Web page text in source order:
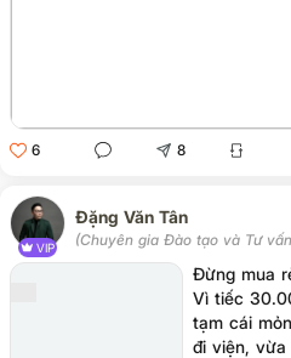
6 8
VIP
Đặng Văn Tân
(Chuyên gia Đào tạo và Tư
Chủ tịch Học viện Tân Trí)
Đừng mua
Vì tiếc
tạm cái
đi viện,